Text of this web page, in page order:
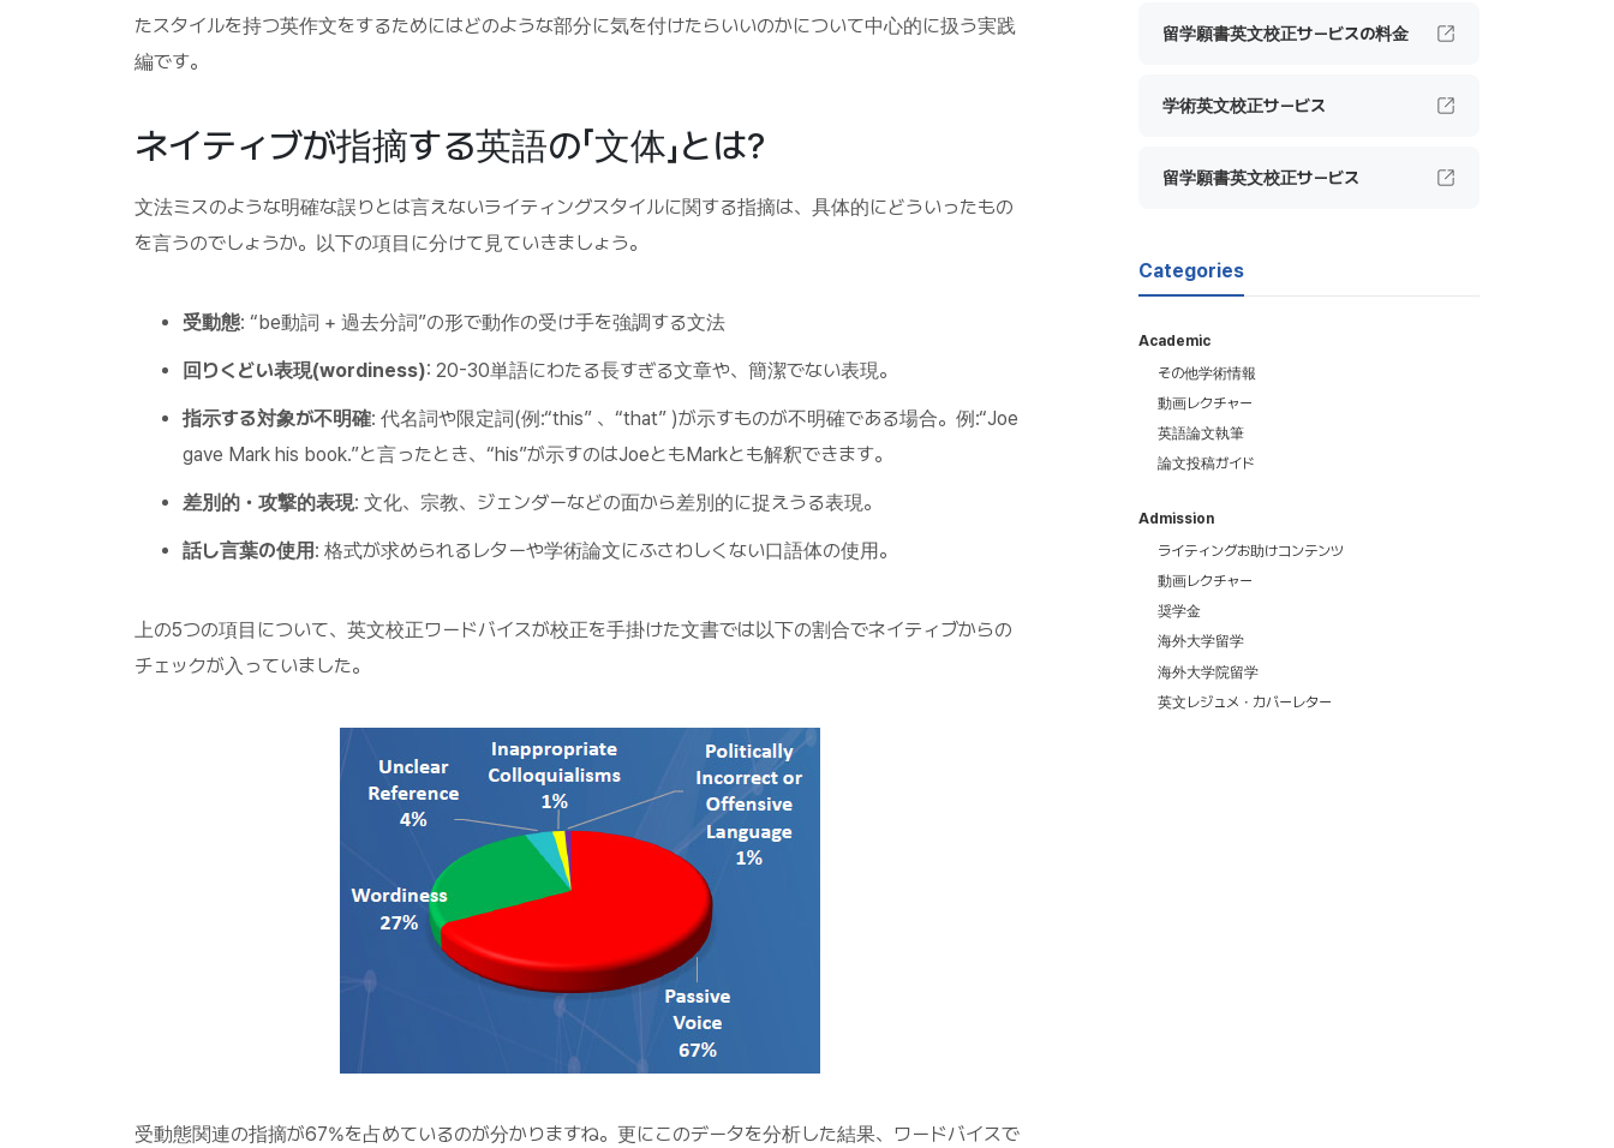
たスタイルを持つ英作文をするためにはどのような部分に気を付けたらいいのかについて中心的に扱う実践
編です。
ネイティブが指摘する英語の「文体」とは?
文法ミスのような明確な誤りとは言えないライティングスタイルに関する指摘は、具体的にどういったもの
を言うのでしょうか。以下の項目に分けて見ていきましょう。
受動態: “be動詞 + 過去分詞”の形で動作の受け手を強調する文法
回りくどい表現(wordiness): 20-30単語にわたる長すぎる文章や、簡潔でない表現。
指示する対象が不明確: 代名詞や限定詞(例:“this” 、“that” )が示すものが不明確である場合。例:“Joe
gave Mark his book.”と言ったとき、“his”が示すのはJoeともMarkとも解釈できます。
差別的・攻撃的表現: 文化、宗教、ジェンダーなどの面から差別的に捉えうる表現。
話し言葉の使用 : 格式が求められるレターや学術論文にふさわしくない口語体の使用。
上の5つの項目について、英文校正ワードバイスが校正を手掛けた文書では以下の割合でネイティブからの
チェックが入っていました。
受動態関連の指摘が67%を占めているのが分かりますね。更にこのデータを分析した結果、ワードバイスで
留学願書英文校正サービスの料金
学術英文校正サービス
留学願書英文校正サービス
Categories
Academic
その他学術情報
動画レクチャー
英語論文執筆
論文投稿ガイド
Admission
ライティングお助けコンテンツ
動画レクチャー
奨学金
海外大学留学
海外大学院留学
英文レジュメ・カバーレター